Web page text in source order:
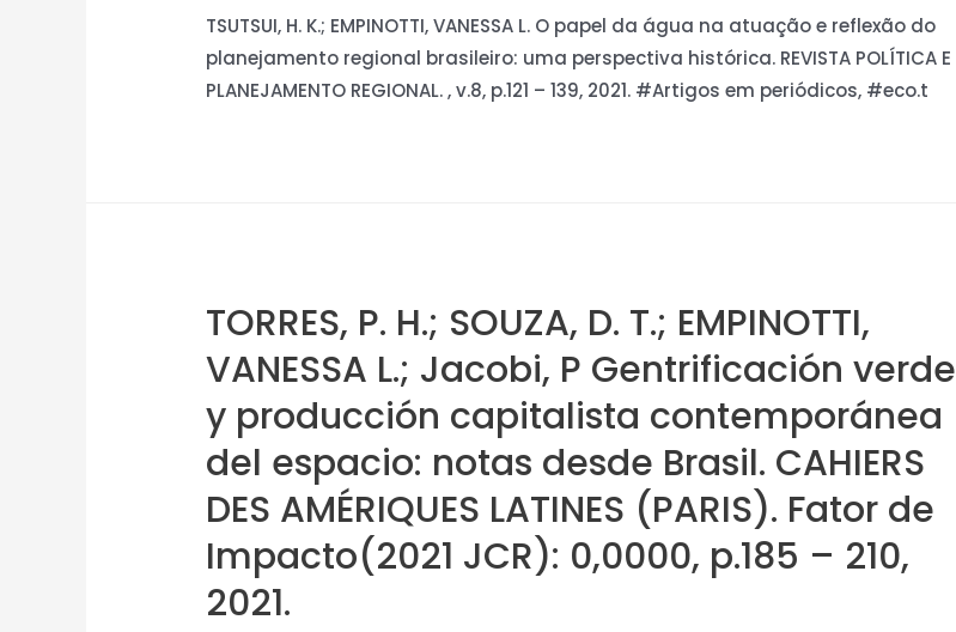
TSUTSUI, H. K.; EMPINOTTI, VANESSA L. O papel da água na atuação e reflexão do
planejamento regional brasileiro: uma perspectiva histórica. REVISTA POLÍTICA E
PLANEJAMENTO REGIONAL. , v.8, p.121 – 139, 2021. #Artigos em periódicos, #eco.t
TORRES, P. H.; SOUZA, D. T.; EMPINOTTI,
VANESSA L.; Jacobi, P Gentrificación verde
y producción capitalista contemporánea
del espacio: notas desde Brasil. CAHIERS
DES AMÉRIQUES LATINES (PARIS). Fator de
Impacto(2021 JCR): 0,0000, p.185 – 210,
2021.